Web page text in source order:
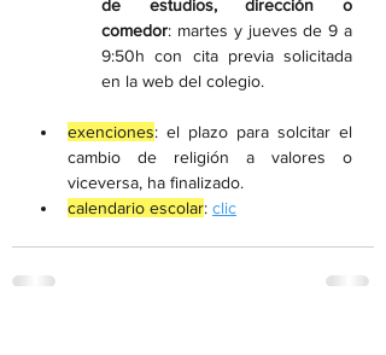
de estudios, dirección o
comedor: martes y jueves de 9 a
9:50h con cita previa solicitada
en la web del colegio.
exenciones: el plazo para solcitar el
cambio de religión a valores o
viceversa, ha finalizado.
calendario escolar: clic